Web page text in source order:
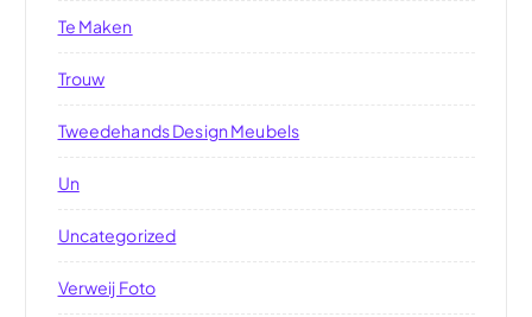
Te Maken
Trouw
Tweedehands Design Meubels
Un
Uncategorized
Verweij Foto